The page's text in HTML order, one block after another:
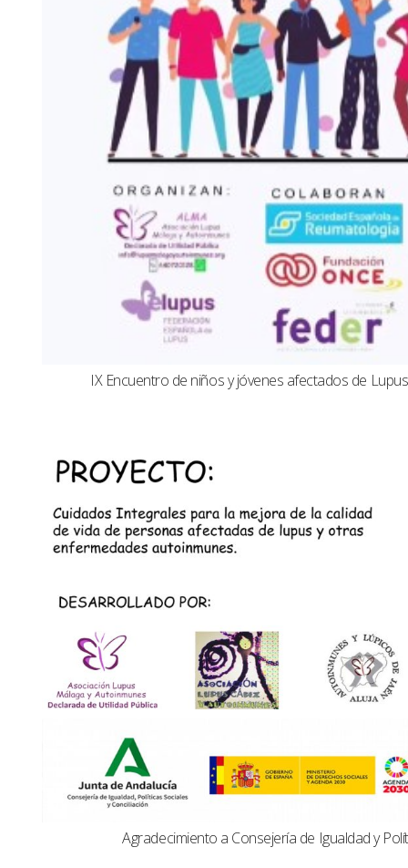
IX Encuentro de niños y jóvenes afectados de
Agradecimiento a Consejería de Igualdad y